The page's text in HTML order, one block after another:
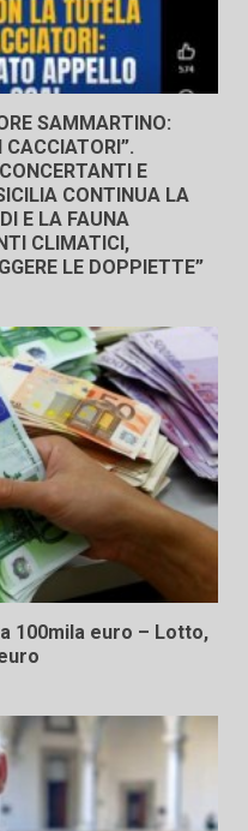
SAMMARTINO:
E
CONTINUA LA
E LA FAUNA
CLIMATICI,
LE DOPPIETTE”
100mila euro – Lotto,